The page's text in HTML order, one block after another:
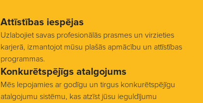
Attīstības iespējas
Uzlabojiet savas profesionālās prasmes un virzieties
karjerā, izmantojot mūsu plašās apmācību un attīstības
programmas.
Konkurētspējīgs atalgojums
Mēs lepojamies ar godīgu un tirgus konkurētspējīgu
atalgojumu sistēmu, kas atzīst jūsu ieguldījumu